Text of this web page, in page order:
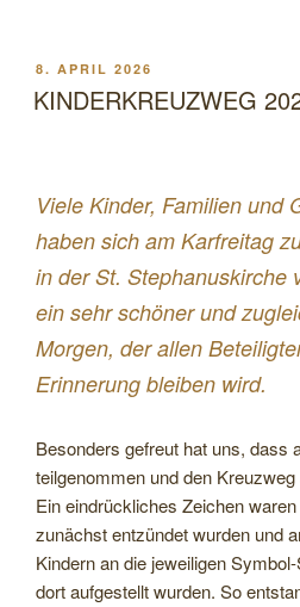
VERÖFFENTLICHT
AM
8. APRIL 2026
KINDERKREUZWEG
Viele Kinder, Familien und
haben sich am Karfreitag
in der St. Stephanuskirche
ein sehr schöner und
Morgen, der allen
Erinnerung bleiben wird.
Besonders gefreut hat uns, dass
teilgenommen und den
Ein eindrückliches Zeichen
zunächst entzündet wurden und
Kindern an die jeweiligen
dort aufgestellt wurden. So